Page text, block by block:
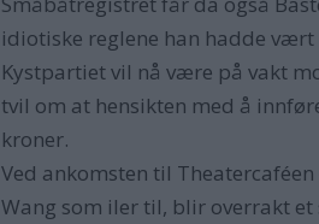
idiotiske reglene han hadde
Kystpartiet vil nå være på vakt
tvil om at hensikten med å
kroner.
Ved ankomsten til
Wang som iler til, blir overrakt